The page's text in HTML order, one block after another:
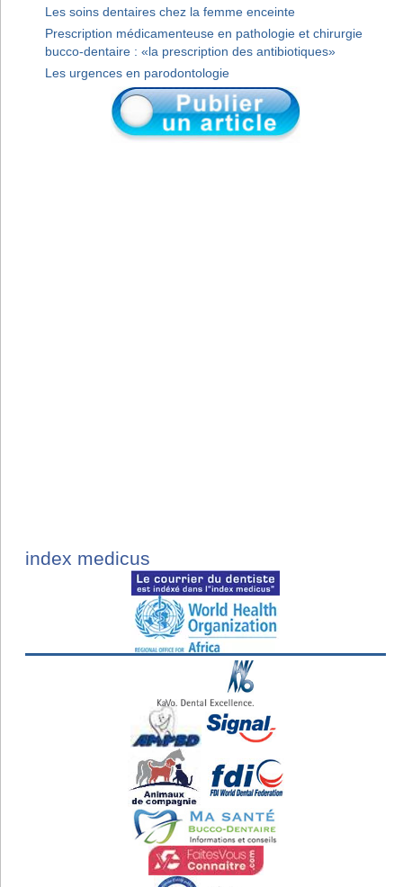
Les soins dentaires chez la femme enceinte
Prescription médicamenteuse en pathologie et chirurgie
bucco-dentaire : «la prescription des antibiotiques»
Les urgences en parodontologie
index medicus